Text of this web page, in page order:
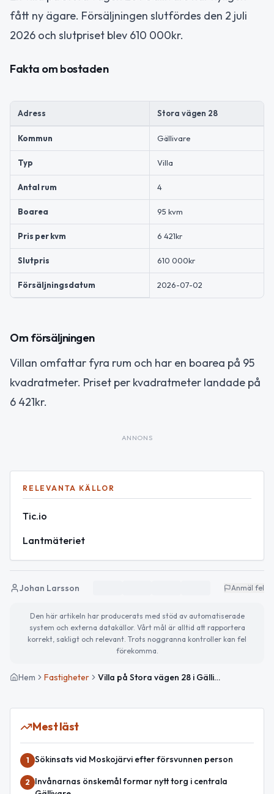
fått ny ägare. Försäljningen slutfördes den 2 juli
2026 och slutpriset blev 610 000kr.
Fakta om bostaden
Adress Stora vägen 28
Kommun Gällivare
Typ Villa
Antal rum 4
Boarea 95 kvm
Pris per kvm 6 421kr
Slutpris 610 000kr
Försäljningsdatum 2026-07-02
Om försäljningen
Villan omfattar fyra rum och har en boarea på 95
kvadratmeter. Priset per kvadratmeter landade på
6 421kr.
ANNONS
RELEVANTA KÄLLOR
Tic.io
Lantmäteriet
Johan Larsson Anmäl fel
Den här artikeln har producerats med stöd av automatiserade
system och externa datakällor. Vårt mål är alltid att rapportera
korrekt, sakligt och relevant. Trots noggranna kontroller kan fel
förekomma.
Hem Fastigheter Villa på Stora vägen 28 i Gällivare såld för 610 000kr
Mest läst
1 Sökinsats vid Moskojärvi efter försvunnen person
2
Invånarnas önskemål formar nytt torg i centrala